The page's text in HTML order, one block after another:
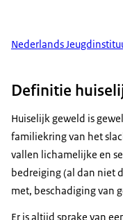
Nederlands
Definitie
Huiselijk geweld is
familiekring van het
vallen lichamelijke en
bedreiging (al dan niet
met, beschadiging van
Er is altijd sprake van